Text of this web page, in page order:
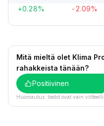
+0.28% -2.09%
Mitä mieltä olet Klima
rahakkeista tänään?
Positiivinen
Huomautus: tiedot ovat vain